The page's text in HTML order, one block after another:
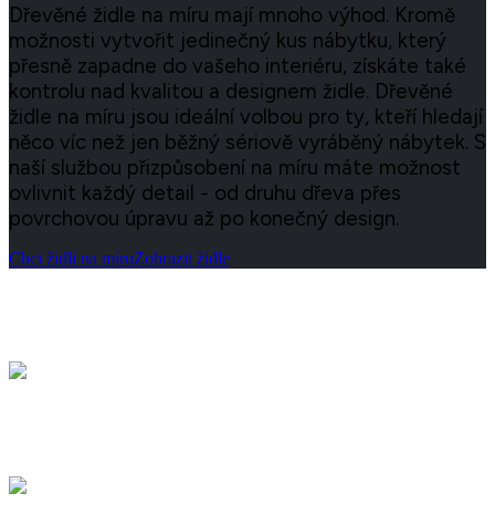
Dřevěné židle na míru mají mnoho výhod. Kromě
možnosti vytvořit jedinečný kus nábytku, který
přesně zapadne do vašeho interiéru, získáte také
kontrolu nad kvalitou a designem židle. Dřevěné
židle na míru jsou ideální volbou pro ty, kteří hledají
něco víc než jen běžný sériově vyráběný nábytek. S
naší službou přizpůsobení na míru máte možnost
ovlivnit každý detail - od druhu dřeva přes
povrchovou úpravu až po konečný design.
Chci židli na míruZobrazit židle